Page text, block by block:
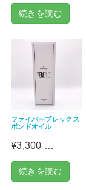
続きを読む
ファイバープレックス
ボンドオイル
¥3,300 …
続きを読む